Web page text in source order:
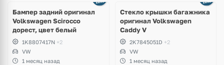
Бампер задний оригинал
Volkswagen Scirocco
дорест, цвет белый
1K8807417N +2
VW
1 месяц назад
Стекло крышки багажника
оригинал Volkswagen
Caddy V
2K7845051D +2
VW
1 месяц назад